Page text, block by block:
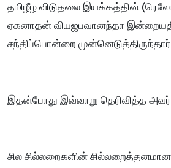
தமிழீழ விடுதலை இயக்கத்தின்
ஏகனாதன் வியஜபவானந்தா
சந்திப்பொன்றை
இதன்போது இவ்வாறு தெரிவித்த அவர்
சில சில்லறைகளின்